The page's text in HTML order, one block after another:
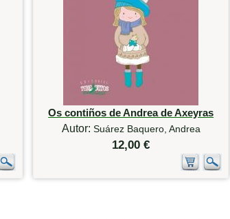
Os contiños de Andrea de Axeyras
Autor: Suárez Baquero, Andrea
12,00 €